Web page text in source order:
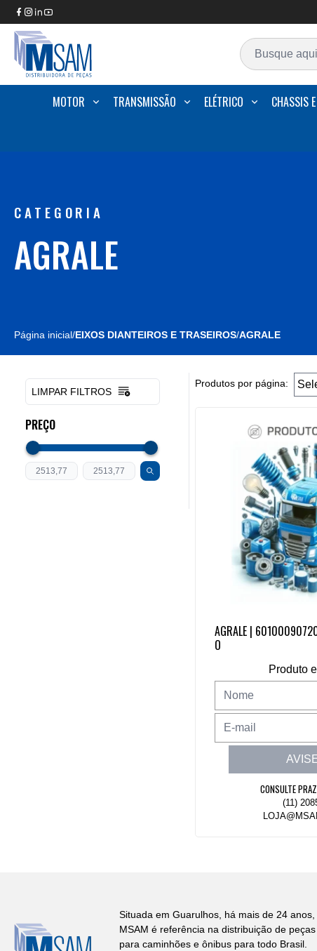
MOTOR TRANSMISSÃO ELÉTRICO CHASSIS
CATEGORIA
AGRALE
Página inicial/EIXOS DIANTEIROS E TRASEIROS/AGRALE
LIMPAR FILTROS
PREÇO
Produtos por página:
AGRALE |
O
Produto
CONSULTE
(11)
Situada em Guarulhos, há mais de 24 anos,
MSAM é referência na distribuição de peças
para caminhões e ônibus para todo Brasil.